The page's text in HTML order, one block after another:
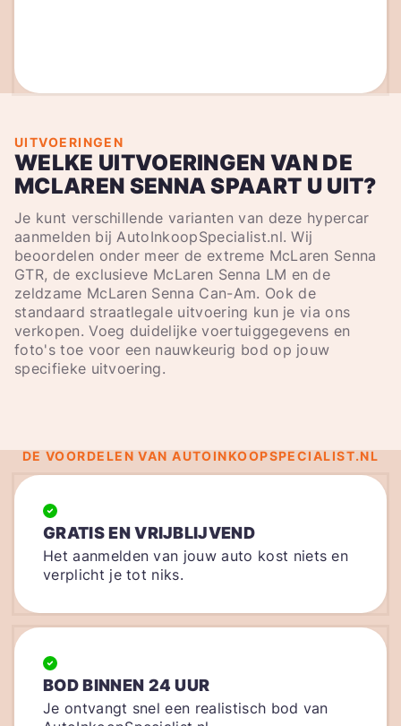
UITVOERINGEN
WELKE UITVOERINGEN VAN DE
MCLAREN SENNA SPAART U UIT?
Je kunt verschillende varianten van deze hypercar
aanmelden bij AutoInkoopSpecialist.nl. Wij
beoordelen onder meer de extreme McLaren Senna
GTR, de exclusieve McLaren Senna LM en de
zeldzame McLaren Senna Can-Am. Ook de
standaard straatlegale uitvoering kun je via ons
verkopen. Voeg duidelijke voertuiggegevens en
foto's toe voor een nauwkeurig bod op jouw
specifieke uitvoering.
DE VOORDELEN VAN AUTOINKOOPSPECIALIST.NL
GRATIS EN VRIJBLIJVEND
Het aanmelden van jouw auto kost niets en
verplicht je tot niks.
BOD BINNEN 24 UUR
Je ontvangt snel een realistisch bod van